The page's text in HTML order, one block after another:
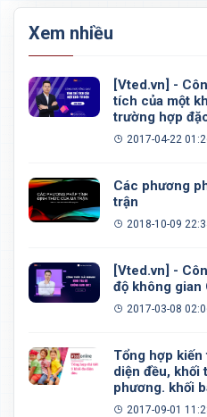
Xem nhiều
[Vted.vn] -
tích của một
trường hợp
2017-04-22
Các phương
trận
2018-10-09
[Vted.vn] -
độ không gian
2017-03-08
Tổng hợp
diện đều, khối
phương. khối
đều, khối 20
2017-09-01